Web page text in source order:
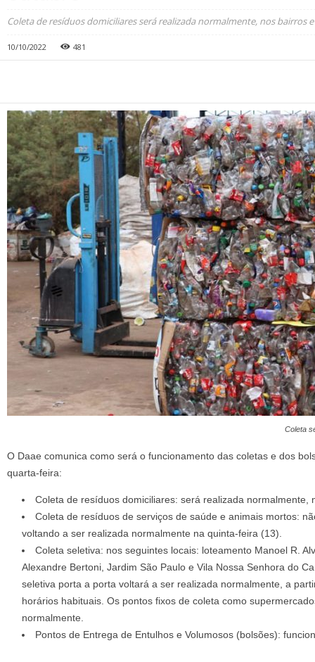
Coleta de resíduos domiciliares será realizada normalmente, nos bairros
10/10/2022 481
Coleta
O Daae comunica como será o funcionamento das coletas e dos
quarta-feira:
Coleta de resíduos domiciliares: será realizada normalmente,
Coleta de resíduos de serviços de saúde e animais mortos:
voltando a ser realizada normalmente na quinta-feira (13).
Coleta seletiva: nos seguintes locais: loteamento Manoel R.
Alexandre Bertoni, Jardim São Paulo e Vila Nossa Senhora do
seletiva porta a porta voltará a ser realizada normalmente, a
horários habituais. Os pontos fixos de coleta como
normalmente.
Pontos de Entrega de Entulhos e Volumosos (bolsões):